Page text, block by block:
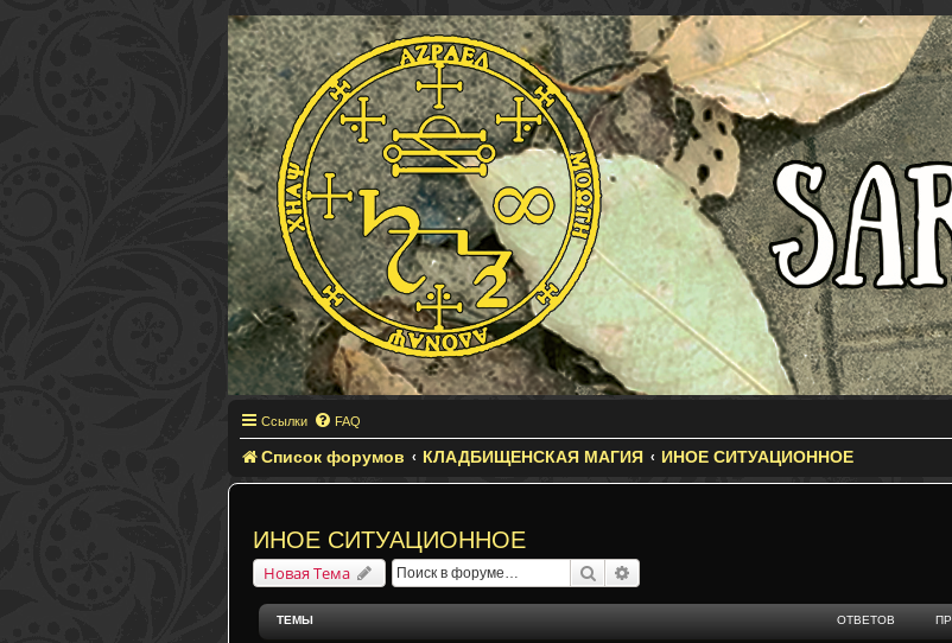
Ссылки FAQ
Список форумов КЛАДБИЩЕНСКАЯ МАГИЯ ИНОЕ СИТУАЦИОННОЕ
ИНОЕ СИТУАЦИОННОЕ
Новая Тема Поиск
ТЕМЫ ОТВЕТОВ